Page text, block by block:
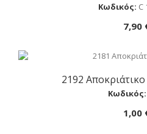
Κωδικός: C
7,90
2192
Κωδικός:
1,00